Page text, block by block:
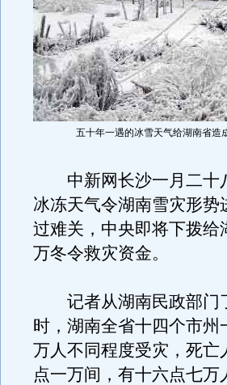
五十年一遇的冰雪天气给湖南省造
中新网长沙一月二十
冰冻天气令湖南雪灾形
过难关，中央即将下拨
万冬令救灾资金。
记者从湖南民政部门
时，湖南全省十四个市
万人不同程度受灾，死
点一万间，有十六点七